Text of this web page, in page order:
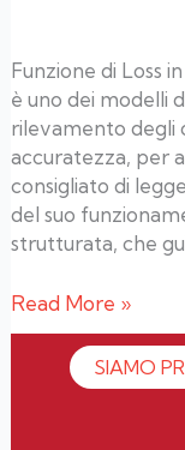
Funzione di Loss
è uno dei modelli
rilevamento degli
accuratezza, per
consigliato di
del suo
strutturata, che
Read More »
SIAMO